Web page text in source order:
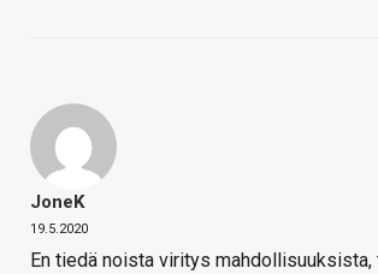
JoneK
19.5.2020
En tiedä noista viritys mahdollisuuksista,